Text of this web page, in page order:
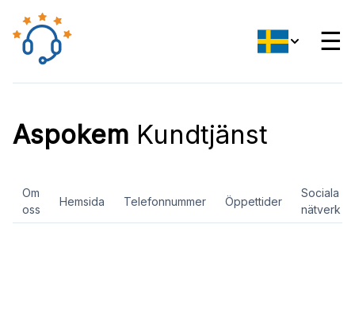
☰
Aspokem Kundtjänst
Om
oss
Hemsida Telefonnummer Öppettider
Sociala
nätverk